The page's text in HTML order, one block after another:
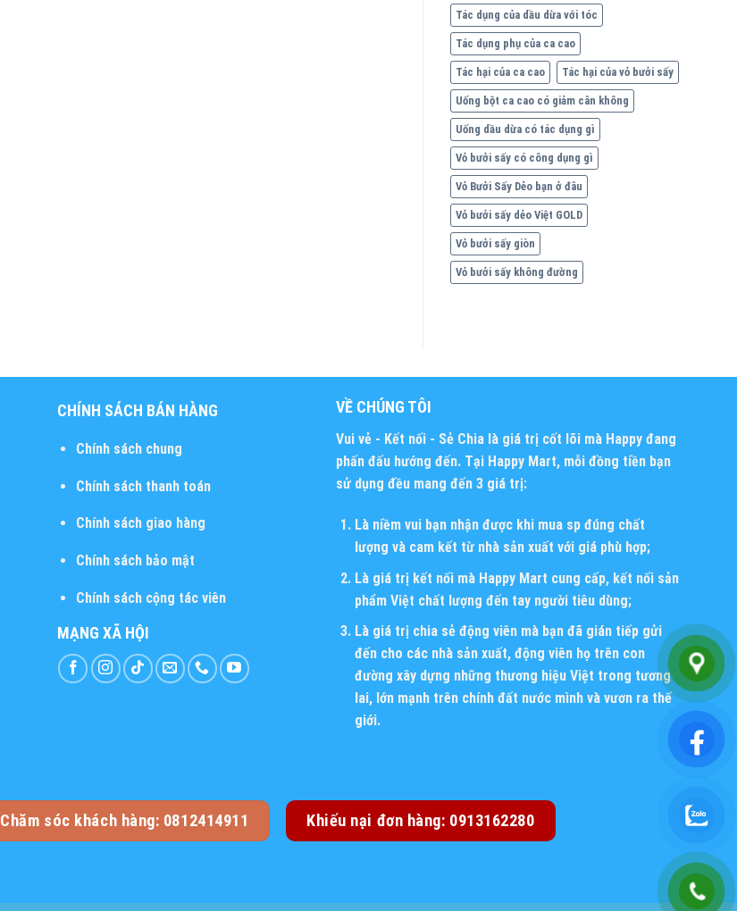
Tác dụng của dầu dừa với tóc
Tác dụng phụ của ca cao
Tác hại của ca cao Tác hại của vỏ bưởi sấy
Uống bột ca cao có giảm cân không
Uống dầu dừa có tác dụng gì
Vỏ bưởi sấy có công dụng gì
Vỏ Bưởi Sấy Dẻo bạn ở đâu
Vỏ bưởi sấy dẻo Việt GOLD
Vỏ bưởi sấy giòn
Vỏ bưởi sấy không đường
CHÍNH SÁCH BÁN HÀNG
Chính sách chung
Chính sách thanh toán
Chính sách giao hàng
Chính sách bảo mật
Chính sách cộng tác viên
MẠNG XÃ HỘI
VỀ CHÚNG TÔI
Vui vẻ - Kết nối - Sẻ Chia là giá trị cốt lõi mà Happy đang
phấn đấu hướng đến. Tại Happy Mart, mỗi đồng tiền bạn
sử dụng đều mang đến 3 giá trị:
Là niềm vui bạn nhận được khi mua sp đúng chất
lượng và cam kết từ nhà sản xuất với giá phù hợp;
Là giá trị kết nối mà Happy Mart cung cấp, kết nối sản
phẩm Việt chất lượng đến tay người tiêu dùng;
Là giá trị chia sẻ động viên mà bạn đã gián tiếp gửi
đến cho các nhà sản xuất, động viên họ trên con
đường xây dựng những thương hiệu Việt trong tương
lai, lớn mạnh trên chính đất nước mình và vươn ra thế
giới.
Chăm sóc khách hàng: 0812414911 Khiếu nại đơn hàng: 0913162280